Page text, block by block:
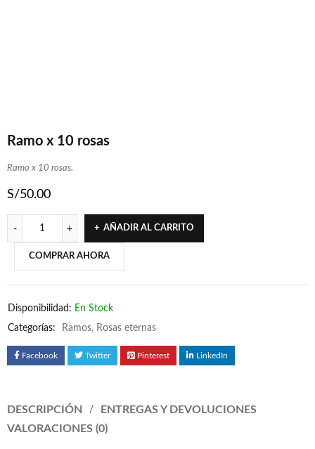
Ramo x 10 rosas
Ramo x 10 rosas.
S/50.00
AÑADIR AL CARRITO
COMPRAR AHORA
Disponibilidad: En Stock
Categorías:
Ramos, Rosas eternas
Facebook Twitter Pinterest LinkedIn
DESCRIPCIÓN
ENTREGAS Y DEVOLUCIONES
VALORACIONES (0)